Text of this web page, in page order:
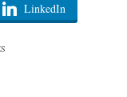
LinkedIn